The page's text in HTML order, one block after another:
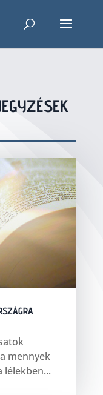
mennyek
lélekben...